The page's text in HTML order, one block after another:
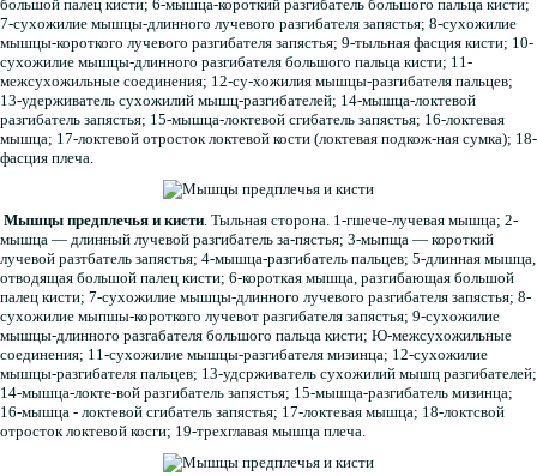
большой палец кисти; 6-мышца-короткий разгибатель большого пальца кисти;
7-сухожилие мышцы-длинного лучевого разгибателя запястья; 8-сухожилие
мышцы-короткого лучевого разгибателя запястья; 9-тыльная фасция кисти; 10-
сухожилие мышцы-длинного разгибателя большого пальца кисти; 11-
межсухожильные соединения; 12-су-хожилия мышцы-разгибателя пальцев;
13-удерживатель сухожилий мышц-разгибателей; 14-мышца-локтевой
разгибатель запястья; 15-мышца-локтевой сгибатель запястья; 16-локтевая
мышца; 17-локтевой отросток локтевой кости (локтевая подкож-ная сумка); 18-
фасция плеча.
Мышцы предплечья и кисти. Тыльная сторона. 1-гшече-лучевая мышца; 2-
мышца — длинный лучевой разгибатель за-пястья; 3-мыпща — короткий
лучевой разтбатель запястья; 4-мышца-разгибатель пальцев; 5-длинная мышца,
отводящая большой палец кисти; 6-короткая мышца, разгибающая большой
палец кисти; 7-сухожилие мышцы-длинного лучевого разгибателя запястья; 8-
сухожилие мыпшы-короткого лучевот разгибателя запястья; 9-сухожилие
мышцы-длинного разгабателя большого пальца кисти; Ю-межсухожильные
соединения; 11-сухожилие мышцы-разгибателя мизинца; 12-сухожилие
мышцы-разгибателя пальцев; 13-удсрживатель сухожилий мышц разгибателей;
14-мышца-локте-вой разгибатель запястья; 15-мышца-разгибатель мизинца;
16-мышца - локтевой сгибатель запястья; 17-локтевая мышца; 18-локтсвой
отросток локтевой косги; 19-трехглавая мышца плеча.